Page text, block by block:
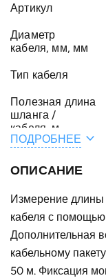
Артикул
Диаметр
кабеля, мм, мм
Тип кабеля
Полезная длина
шланга /
кабеля, м
Конструктивное
исполнение
Наружный
диаметр D, мм
ПОДРОБНЕЕ
ОПИСАНИЕ
Измерение длины
кабеля с
Дополнительная
кабельному
50 м. Фиксация